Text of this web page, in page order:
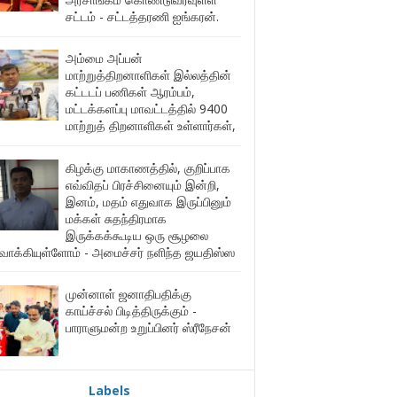
சட்டம் - சட்டத்தரணி ஐங்கரன்.
அம்மை அப்பன்
மாற்றுத்திறனாளிகள் இல்லத்தின்
கட்டடப் பணிகள் ஆரம்பம்,
மட்டக்களப்பு மாவட்டத்தில் 9400
மாற்றுத் திறனாளிகள் உள்ளார்கள்,
கிழக்கு மாகாணத்தில், குறிப்பாக
எவ்விதப் பிரச்சினையும் இன்றி,
இனம், மதம் எதுவாக இருப்பினும்
மக்கள் சுதந்திரமாக
இருக்கக்கூடிய ஒரு சூழலை
- அமைச்சர் நளிந்த ஜயதிஸ்ஸ
முன்னாள் ஜனாதிபதிக்கு
காய்ச்சல் பிடித்திருக்கும் -
பாராளுமன்ற உறுப்பினர் ஸ்ரீநேசன்
Labels